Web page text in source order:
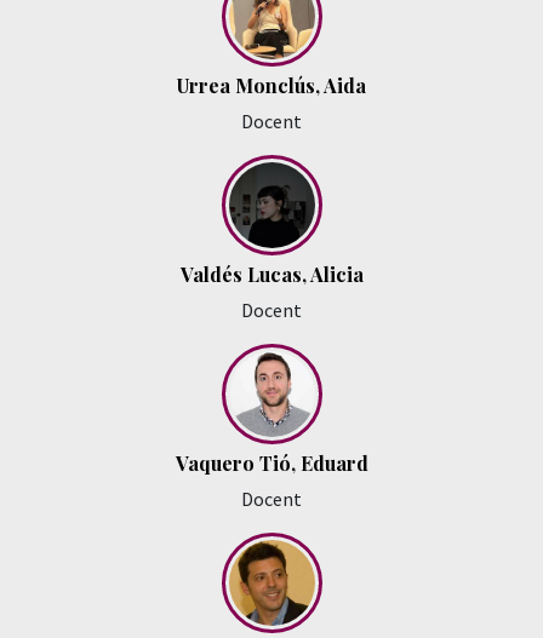
Urrea Monclús, Aida
Docent
Valdés Lucas, Alicia
Docent
Vaquero Tió, Eduard
Docent